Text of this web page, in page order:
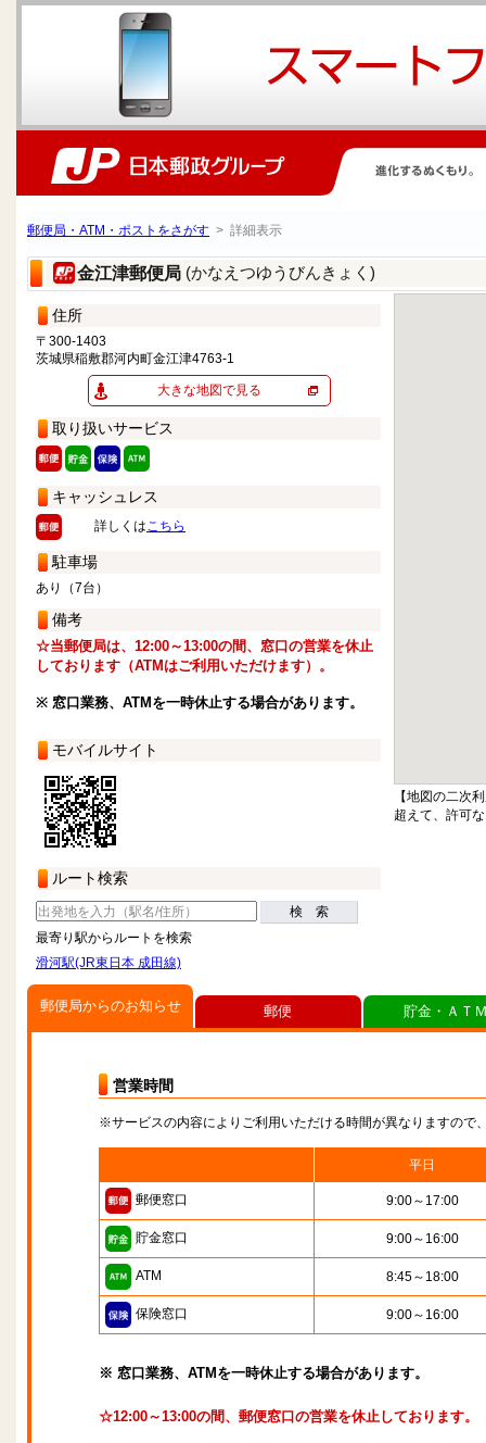
郵便局・ATM・ポストをさがす > 詳細表示
金江津郵便局 (かなえつゆうびんきょく)
住所
〒300-1403
茨城県稲敷郡河内町金江津4763-1
大きな地図で見る
取り扱いサービス
キャッシュレス
詳しくはこちら
駐車場
あり（7台）
備考
☆当郵便局は、12:00～13:00の間、窓口の営業を休止
しております（ATMはご利用いただけます）。
※ 窓口業務、ATMを一時休止する場合があります。
モバイルサイト
ルート検索
検 索
最寄り駅からルートを検索
滑河駅(JR東日本 成田線)
【地図の二次
超えて、許可
郵便局からのお知らせ
営業時間
※サービスの内容によりご利用いただける時間が異なりますので
平日
郵便窓口 9:00～17:00
貯金窓口 9:00～16:00
ATM 8:45～18:00
保険窓口 9:00～16:00
※ 窓口業務、ATMを一時休止する場合があります。
☆12:00～13:00の間、郵便窓口の営業を休止しております。
郵便 貯金・ＡＴ